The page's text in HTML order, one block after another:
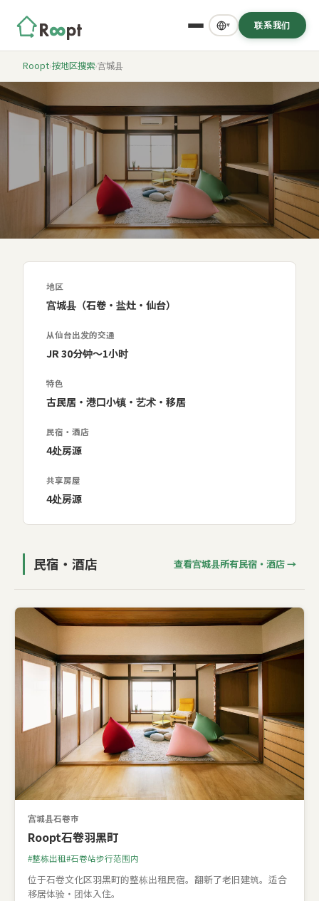
▾ 联系我们
Roopt›按地区搜索›宫城县
宫城
文化之城，以及盐灶神社的港口小镇。距离仙台30分钟至1
小时车程。
地区
宫城县（石卷・盐灶・仙台）
从仙台出发的交通
JR 30分钟〜1小时
特色
古民居・港口小镇・艺术・移居
民宿・酒店
4处房源
共享房屋
4处房源
民宿・酒店 查看宫城县所有民宿・酒店 →
宫城县石卷市
Roopt石卷羽黑町
整栋出租 石卷站步行范围内
位于石卷文化区羽黑町的整栋出租民宿。翻新了老旧建筑。适合
移居体验・团体入住。